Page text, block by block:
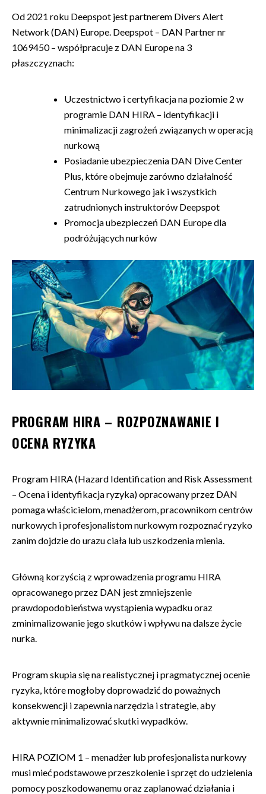
Od 2021 roku Deepspot jest partnerem Divers Alert
Network (DAN) Europe. Deepspot – DAN Partner nr
1069450 – współpracuje z DAN Europe na 3
płaszczyznach:
Uczestnictwo i certyfikacja na poziomie 2 w
programie DAN HIRA – identyfikacji i
minimalizacji zagrożeń związanych w operacją
nurkową
Posiadanie ubezpieczenia DAN Dive Center
Plus, które obejmuje zarówno działalność
Centrum Nurkowego jak i wszystkich
zatrudnionych instruktorów Deepspot
Promocja ubezpieczeń DAN Europe dla
podróżujących nurków
PROGRAM HIRA – ROZPOZNAWANIE I
OCENA RYZYKA
Program HIRA (Hazard Identification and Risk Assessment
– Ocena i identyfikacja ryzyka) opracowany przez DAN
pomaga właścicielom, menadżerom, pracownikom centrów
nurkowych i profesjonalistom nurkowym rozpoznać ryzyko
zanim dojdzie do urazu ciała lub uszkodzenia mienia.
Główną korzyścią z wprowadzenia programu HIRA
opracowanego przez DAN jest zmniejszenie
prawdopodobieństwa wystąpienia wypadku oraz
zminimalizowanie jego skutków i wpływu na dalsze życie
nurka.
Program skupia się na realistycznej i pragmatycznej ocenie
ryzyka, które mogłoby doprowadzić do poważnych
konsekwencji i zapewnia narzędzia i strategie, aby
aktywnie minimalizować skutki wypadków.
HIRA POZIOM 1 – menadżer lub profesjonalista nurkowy
musi mieć podstawowe przeszkolenie i sprzęt do udzielenia
pomocy poszkodowanemu oraz zaplanować działania i